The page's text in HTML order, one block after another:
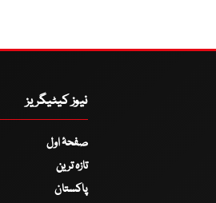
نیوز کیٹیگریز
صفحۂ اول
تازہ ترین
پاکستان